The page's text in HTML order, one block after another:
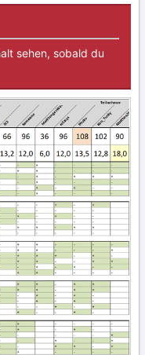
sehen, sobald du